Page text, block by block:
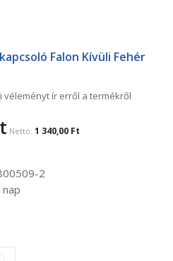
Falon Kívüli Fehér
véleményt ír erről a termékről
1 340,00 Ft
2
nap